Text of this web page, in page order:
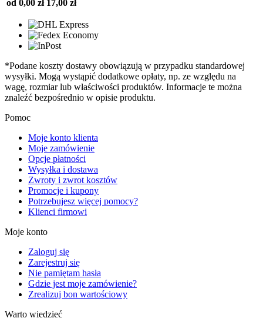
od 0,00 zł 17,00 zł
*Podane koszty dostawy obowiązują w przypadku standardowej
wysyłki. Mogą wystąpić dodatkowe opłaty, np. ze względu na
wagę, rozmiar lub właściwości produktów. Informacje te można
znaleźć bezpośrednio w opisie produktu.
Pomoc
Moje konto klienta
Moje zamówienie
Opcje płatności
Wysyłka i dostawa
Zwroty i zwrot kosztów
Promocje i kupony
Potrzebujesz więcej pomocy?
Klienci firmowi
Moje konto
Zaloguj się
Zarejestruj się
Nie pamiętam hasła
Gdzie jest moje zamówienie?
Zrealizuj bon wartościowy
Warto wiedzieć